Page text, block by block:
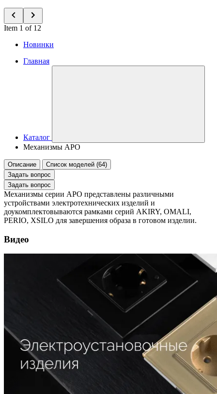
Item 1 of 12
Новинки
Главная
Каталог
Механизмы APO
Описание
Список моделей (64)
Задать вопрос
Задать вопрос
Механизмы серии APO представлены различными
устройствами электротехнических изделий и
доукомплектовываются рамками серий AKIRY, OMALI,
PERIO, XSILO для завершения образа в готовом изделии.
Видео